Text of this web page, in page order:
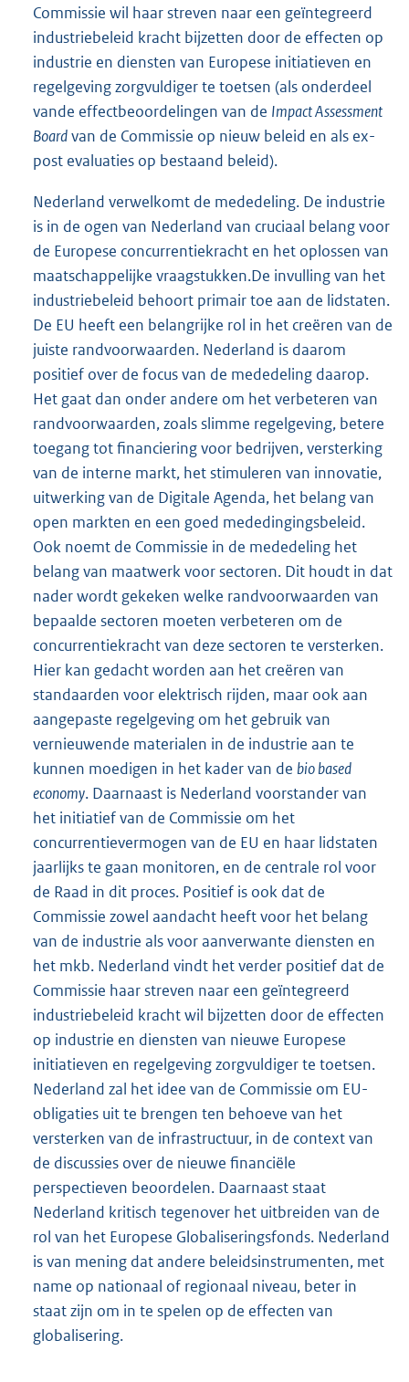
Commissie wil haar streven naar een geïntegreerd
industriebeleid kracht bijzetten door de effecten op
industrie en diensten van Europese initiatieven en
regelgeving zorgvuldiger te toetsen (als onderdeel
vande effectbeoordelingen van de Impact Assessment
Boardvan de Commissie op nieuw beleid en als ex-
post evaluaties op bestaand beleid).
Nederland verwelkomt de mededeling. De industrie
is in de ogen van Nederland van cruciaal belang voor
de Europese concurrentiekracht en het oplossen van
maatschappelijke vraagstukken.De invulling van het
industriebeleid behoort primair toe aan de lidstaten.
De EU heeft een belangrijke rol in het creëren van de
juiste randvoorwaarden. Nederland is daarom
positief over de focus van de mededeling daarop.
Het gaat dan onder andere om het verbeteren van
randvoorwaarden, zoals slimme regelgeving, betere
toegang tot financiering voor bedrijven, versterking
van de interne markt, het stimuleren van innovatie,
uitwerking van de Digitale Agenda, het belang van
open markten en een goed mededingingsbeleid.
Ook noemt de Commissie in de mededeling het
belang van maatwerk voor sectoren. Dit houdt in dat
nader wordt gekeken welke randvoorwaarden van
bepaalde sectoren moeten verbeteren om de
concurrentiekracht van deze sectoren te versterken.
Hier kan gedacht worden aan het creëren van
standaarden voor elektrisch rijden, maar ook aan
aangepaste regelgeving om het gebruik van
vernieuwende materialen in de industrie aan te
kunnen moedigen in het kader van de bio based
economy. Daarnaast is Nederland voorstander van
het initiatief van de Commissie om het
concurrentievermogen van de EU en haar lidstaten
jaarlijks te gaan monitoren, en de centrale rol voor
de Raad in dit proces. Positief is ook dat de
Commissie zowel aandacht heeft voor het belang
van de industrie als voor aanverwante diensten en
het mkb. Nederland vindt het verder positief dat de
Commissie haar streven naar een geïntegreerd
industriebeleid kracht wil bijzetten door de effecten
op industrie en diensten van nieuwe Europese
initiatieven en regelgeving zorgvuldiger te toetsen.
Nederland zal het idee van de Commissie om EU-
obligaties uit te brengen ten behoeve van het
versterken van de infrastructuur, in de context van
de discussies over de nieuwe financiële
perspectieven beoordelen. Daarnaast staat
Nederland kritisch tegenover het uitbreiden van de
rol van het Europese Globaliseringsfonds. Nederland
is van mening dat andere beleidsinstrumenten, met
name op nationaal of regionaal niveau, beter in
staat zijn om in te spelen op de effecten van
globalisering.